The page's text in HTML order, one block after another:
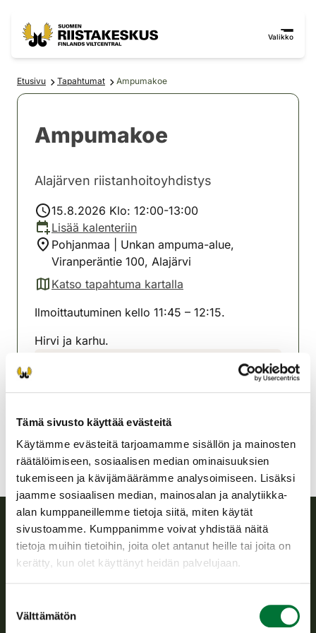
Tämä sivusto käyttää evästeitä
Käytämme evästeitä tarjoamamme sisällön ja mainosten
räätälöimiseen, sosiaalisen median ominaisuuksien
tukemiseen ja kävijämäärämme analysoimiseen. Lisäksi
jaamme sosiaalisen median, mainosalan ja analytiikka-
alan kumppaneillemme tietoja siitä, miten käytät
sivustoamme. Kumppanimme voivat yhdistää näitä
tietoja muihin tietoihin, joita olet antanut heille tai joita on
kerätty, kun olet käyttänyt heidän palvelujaan.
valinta
Välttämätön
Valikko
Etusivu Tapahtumat Ampumakoe
Ampumakoe
Alajärven riistanhoitoyhdistys
15.8.2026 Klo: 12:00-13:00
Lisää kalenteriin
Pohjanmaa | Unkan ampuma-alue,
Viranperäntie 100, Alajärvi
Katso tapahtuma kartalla
(avautuu uuteen välilehteen)
Ilmoittautuminen kello 11:45 – 12:15.
Hirvi ja karhu.
Pohjanmaa
Suomen riistakeskus
toimeenpanosta sekä vastaa sille säädetyistä julkisista